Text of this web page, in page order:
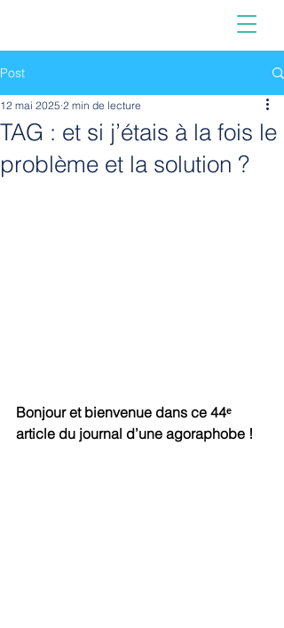
Post
TAG : et si j’étais à la fois le
problème et la solution ?
12 mai 2025 2 min de lecture
Bonjour et bienvenue dans ce 44ᵉ
article du journal d’une agoraphobe !